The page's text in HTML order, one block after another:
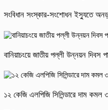
সংবিধান সংস্কার-সংশোধন ইস্যুতে
বানিয়াচংয়ে জাতীয় পল্লী উন্নয়ন দিবস
১২ কেজি এলপিজি সিলিন্ডারে দাম কমল